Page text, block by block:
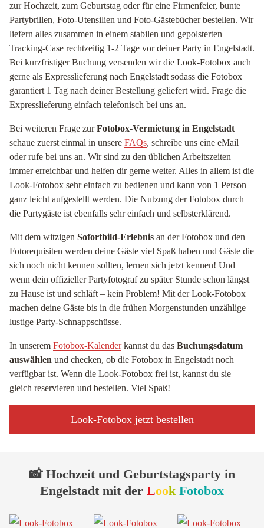
zur Hochzeit, zum Geburtstag oder für eine Firmenfeier, bunte
Partybrillen, Foto-Utensilien und Foto-Gästebücher bestellen. Wir
liefern alles zusammen in einem stabilen und gepolsterten
Tracking-Case rechtzeitig 1-2 Tage vor deiner Party in Engelstadt.
Bei kurzfristiger Buchung versenden wir die Look-Fotobox auch
gerne als Expresslieferung nach Engelstadt sodass die Fotobox
garantiert 1 Tag nach deiner Bestellung geliefert wird. Frage die
Expresslieferung einfach telefonisch bei uns an.
Bei weiteren Frage zurFotobox-Vermietung in Engelstadt
schaue zuerst einmal in unsere FAQs, schreibe uns eine eMail
oder rufe bei uns an. Wir sind zu den üblichen Arbeitszeiten
immer erreichbar und helfen dir gerne weiter. Alles in allem ist die
Look-Fotobox sehr einfach zu bedienen und kann von 1 Person
ganz leicht aufgestellt werden. Die Nutzung der Fotobox durch
die Partygäste ist ebenfalls sehr einfach und selbsterklärend.
Mit dem witzigen Sofortbild-Erlebnis an der Fotobox und den
Fotorequisiten werden deine Gäste viel Spaß haben und Gäste die
sich noch nicht kennen sollten, lernen sich jetzt kennen! Und
wenn dein offizieller Partyfotograf zu später Stunde schon längst
zu Hause ist und schläft – kein Problem! Mit der Look-Fotobox
machen deine Gäste bis in die frühen Morgenstunden unzählige
lustige Party-Schnappschüsse.
In unserem Fotobox-Kalenderkannst du das Buchungsdatum
auswählen und checken, ob die Fotobox in Engelstadt noch
verfügbar ist. Wenn die Look-Fotobox frei ist, kannst du sie
gleich reservieren und bestellen. Viel Spaß!
Look-Fotobox jetzt bestellen
📸 Hochzeit und Geburtstagsparty in
Engelstadt mit der Look Fotobox